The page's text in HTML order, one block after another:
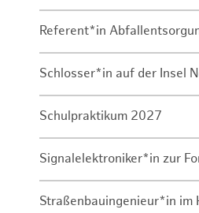
Referent*in
Schlosser*in auf der Insel
Schulpraktikum 2027
Signalelektroniker*in zur
Straßenbauingenieur*in im